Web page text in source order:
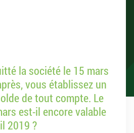
la société le 15 mars
vous établissez un
de tout compte. Le
est-il encore valable
2019 ?